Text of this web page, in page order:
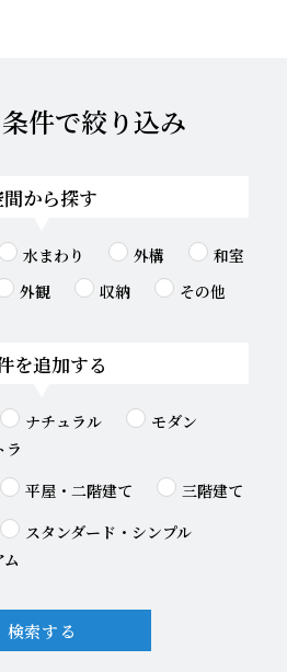
件で絞り込み
から探す
水まわり 外構
和室
外観 収納 その他
を追加する
ナチュラル
モダン
ラ
平屋・二階建て 三階建て
スタンダード・シンプル
検索する